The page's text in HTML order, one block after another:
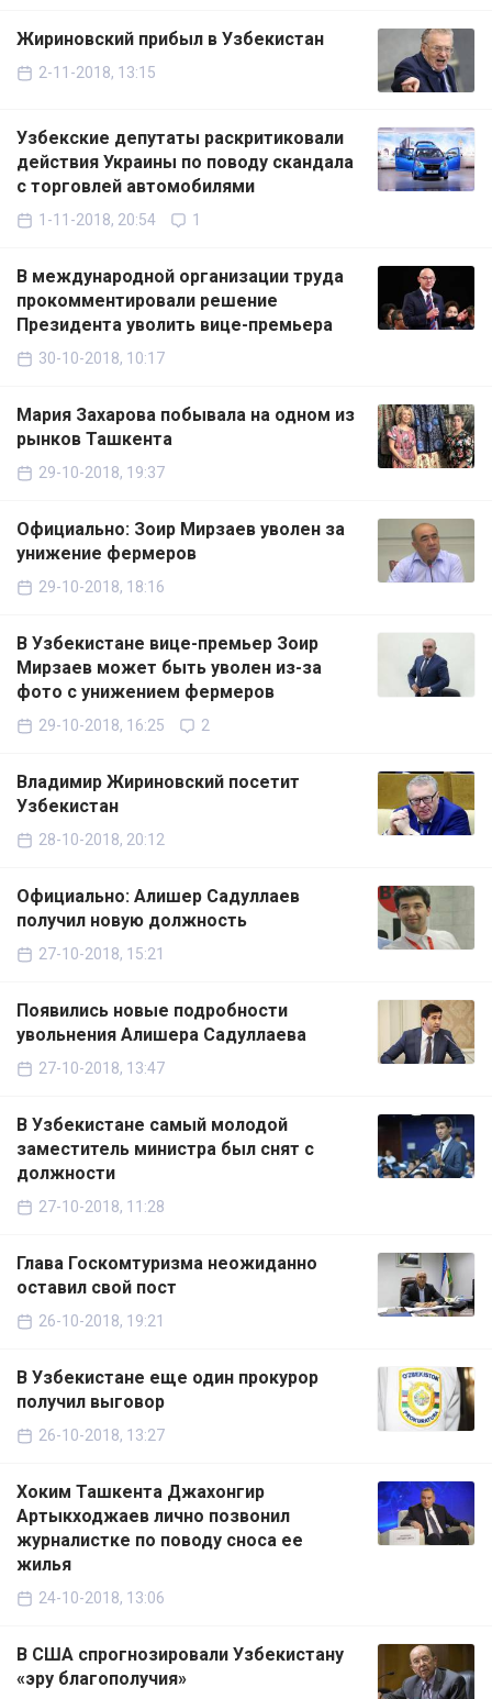
Жириновский прибыл в Узбекистан
2-11-2018, 13:15
Узбекские депутаты раскритиковали
действия Украины по поводу скандала
с торговлей автомобилями
1-11-2018, 20:54 1
В международной организации труда
прокомментировали решение
Президента уволить вице-премьера
30-10-2018, 10:17
Мария Захарова побывала на одном из
рынков Ташкента
29-10-2018, 19:37
Официально: Зоир Мирзаев уволен за
унижение фермеров
29-10-2018, 18:16
В Узбекистане вице-премьер Зоир
Мирзаев может быть уволен из-за
фото с унижением фермеров
29-10-2018, 16:25 2
Владимир Жириновский посетит
Узбекистан
28-10-2018, 20:12
Официально: Алишер Садуллаев
получил новую должность
27-10-2018, 15:21
Появились новые подробности
увольнения Алишера Садуллаева
27-10-2018, 13:47
В Узбекистане самый молодой
заместитель министра был снят с
должности
27-10-2018, 11:28
Глава Госкомтуризма неожиданно
оставил свой пост
26-10-2018, 19:21
В Узбекистане еще один прокурор
получил выговор
26-10-2018, 13:27
Хоким Ташкента Джахонгир
Артыкходжаев лично позвонил
журналистке по поводу сноса ее
жилья
24-10-2018, 13:06
В США спрогнозировали Узбекистану
«эру благополучия»